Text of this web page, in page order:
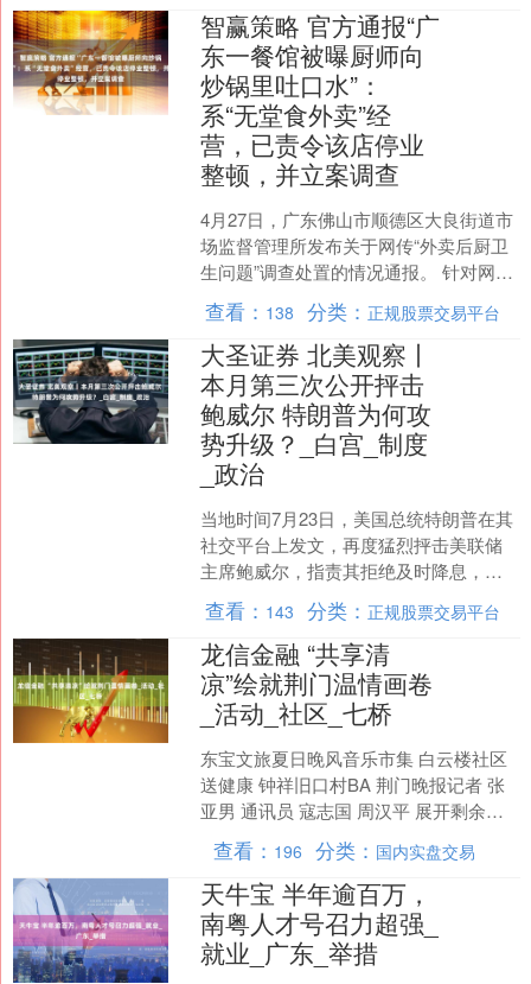
智赢策略 官方通报“广
东一餐馆被曝厨师向
炒锅里吐口水”：
系“无堂食外卖”经
营，已责令该店停业
整顿，并立案调查
4月27日，广东佛山市顺德区大良街道市
场监督管理所发布关于网传“外卖后厨卫
生问题”调查处置的情况通报。 针对网传
反映我辖区“矮萝卜·江西菜馆（分店）”外
卖后厨卫....
查看： 138 分类： 正规股票交易平台
大圣证券 北美观察丨
本月第三次公开抨击
鲍威尔 特朗普为何攻
势升级？_白宫_制度
_政治
当地时间7月23日，美国总统特朗普在其
社交平台上发文，再度猛烈抨击美联储
主席鲍威尔，指责其拒绝及时降息，导
致住房市场滞后，损害了美国家庭和国
家财政。此言一出，立....
查看： 143 分类： 正规股票交易平台
龙信金融 “共享清
凉”绘就荆门温情画卷
_活动_社区_七桥
东宝文旅夏日晚风音乐市集 白云楼社区
送健康 钟祥旧口村BA 荆门晚报记者 张
亚男 通讯员 寇志国 周汉平 展开剩余
83% 阅读提示：7月以来，我市持续高
温。为给....
查看： 196 分类： 国内实盘交易
天牛宝 半年逾百万，
南粤人才号召力超强_
就业_广东_举措